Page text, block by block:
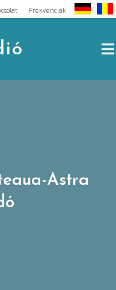
Frekvenciák
Astra